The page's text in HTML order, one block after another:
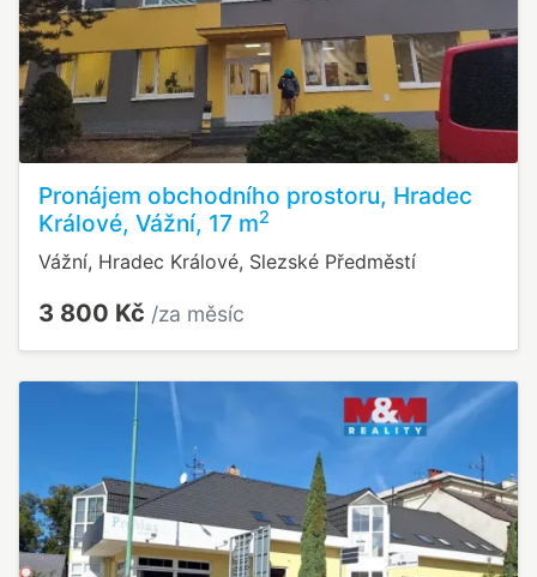
Pronájem obchodního prostoru, Hradec
Králové, Vážní, 17 m2
Vážní, Hradec Králové, Slezské Předměstí
3 800 Kč /za měsíc